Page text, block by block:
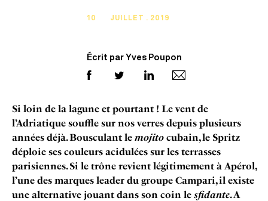
10 JUILLET . 2019
Écrit par Yves Poupon
Si loin de la lagune et pourtant ! Le vent de
l’Adriatique souffle sur nos verres depuis plusieurs
années déjà. Bousculant le mojito cubain, le Spritz
déploie ses couleurs acidulées sur les terrasses
parisiennes. Si le trône revient légitimement à Apérol,
l’une des marques leader du groupe Campari, il existe
une alternative jouant dans son coin le sfidante. A